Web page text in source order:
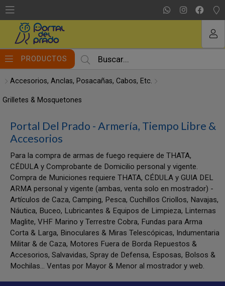
PRODUCTOS
Accesorios, Anclas, Posacañas, Cabos, Etc.
Grilletes & Mosquetones
Portal Del Prado - Armería, Tiempo Libre &
Accesorios
Para la compra de armas de fuego requiere de THATA,
CÉDULA y Comprobante de Domicilio personal y vigente.
Compra de Municiones requiere THATA, CÉDULA y GUIA DEL
ARMA personal y vigente (ambas, venta solo en mostrador) -
Artículos de Caza, Camping, Pesca, Cuchillos Criollos, Navajas,
Náutica, Buceo, Lubricantes & Equipos de Limpieza, Linternas
Maglite, VHF Marino y Terrestre Cobra, Fundas para Arma
Corta & Larga, Binoculares & Miras Telescópicas, Indumentaria
Militar & de Caza, Motores Fuera de Borda Repuestos &
Accesorios, Salvavidas, Spray de Defensa, Esposas, Bolsos &
Mochilas... Ventas por Mayor & Menor al mostrador y web.